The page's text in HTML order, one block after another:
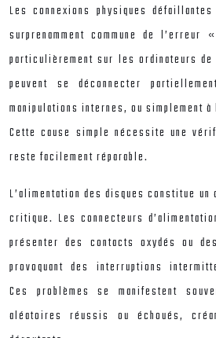
Les connexions physiques
surprenamment commune de
particulièrement sur les ordinateurs de
peuvent se déconnecter
manipulations internes, ou simplement
Cette cause simple nécessite une
reste facilement réparable.
L’alimentation des disques constitue
critique. Les connecteurs
présenter des contacts oxydés ou
provoquant des interruptions
Ces problèmes se manifestent
aléatoires réussis ou échoués,